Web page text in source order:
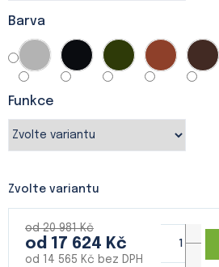
Barva
Funkce
Zvolte variantu
od 20 981 Kč
od 17 624 Kč
od 14 565 Kč bez DPH